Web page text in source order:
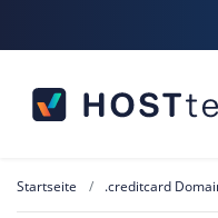
Startseite .creditcard